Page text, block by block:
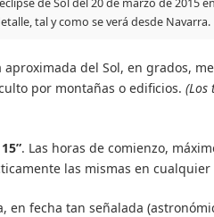
de Sol del 20 de marzo de 2015 en
tal y como se verá desde Navarra.
del Sol, en grados,
por montañas o edificios. (Los
. Las horas de comienzo,
las mismas en
en fecha tan señalada